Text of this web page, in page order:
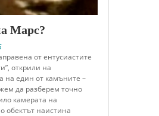
Марс?
от ентусиастите
открили на
на един от камъните –
да разберем точно
камерата на
обектът наистина